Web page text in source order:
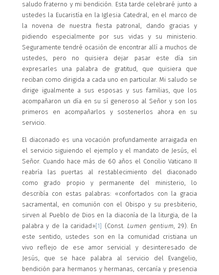
saludo fraterno y mi bendición. Esta tarde celebraré junto a
ustedes la Eucaristía en la Iglesia Catedral, en el marco de
la novena de nuestra fiesta patronal, dando gracias y
pidiendo especialmente por sus vidas y su ministerio.
Seguramente tendré ocasión de encontrar allí a muchos de
ustedes, pero no quisiera dejar pasar este día sin
expresarles una palabra de gratitud, que quisiera que
reciban como dirigida a cada uno en particular. Mi saludo se
dirige igualmente a sus esposas y sus familias, que los
acompañaron un día en su sí generoso al Señor y son los
primeros en acompañarlos y sostenerlos ahora en su
servicio.
El diaconado es una vocación profundamente arraigada en
el servicio siguiendo el ejemplo y el mandato de Jesús, el
Señor. Cuando hace más de 60 años el Concilio Vaticano II
reabría las puertas al restablecimiento del diaconado
como grado propio y permanente del ministerio, lo
describía con estas palabras: «confortados con la gracia
sacramental, en comunión con el Obispo y su presbiterio,
sirven al Pueblo de Dios en la diaconía de la liturgia, de la
palabra y de la caridad»[1] (Const. Lumen gentium , 29). En
este sentido, ustedes son en la comunidad cristiana un
vivo reflejo de ese amor servicial y desinteresado de
Jesús, que se hace palabra al servicio del Evangelio,
bendición para hermanos y hermanas, cercanía y presencia